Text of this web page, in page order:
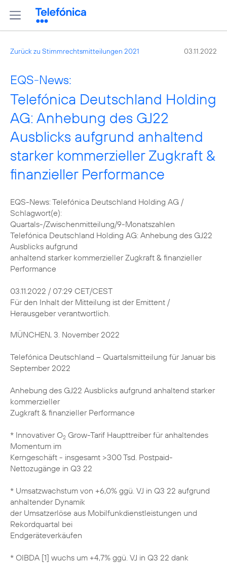
Zurück zu Stimmrechtsmitteilungen 2021 03.11.2022
EQS-News:
Telefónica Deutschland Holding
AG: Anhebung des GJ22
Ausblicks aufgrund anhaltend
starker kommerzieller Zugkraft &
finanzieller Performance
EQS-News: Telefónica Deutschland Holding AG /
Schlagwort(e):
Quartals-/Zwischenmitteilung/9-Monatszahlen
Telefónica Deutschland Holding AG: Anhebung des GJ22
Ausblicks aufgrund
anhaltend starker kommerzieller Zugkraft & finanzieller
Performance
03.11.2022 / 07:29 CET/CEST
Für den Inhalt der Mitteilung ist der Emittent /
Herausgeber verantwortlich.
MÜNCHEN, 3. November 2022
Telefónica Deutschland – Quartalsmitteilung für Januar bis
September 2022
Anhebung des GJ22 Ausblicks aufgrund anhaltend starker
kommerzieller
Zugkraft & finanzieller Performance
* Innovativer O2 Grow-Tarif Haupttreiber für anhaltendes
Momentum im
Kerngeschäft - insgesamt >300 Tsd. Postpaid-
Nettozugänge in Q3 22
* Umsatzwachstum von +6,0% ggü. VJ in Q3 22 aufgrund
anhaltender Dynamik
der Umsatzerlöse aus Mobilfunkdienstleistungen und
Rekordquartal bei
Endgeräteverkäufen
* OIBDA [1] wuchs um +4,7% ggü. VJ in Q3 22 dank